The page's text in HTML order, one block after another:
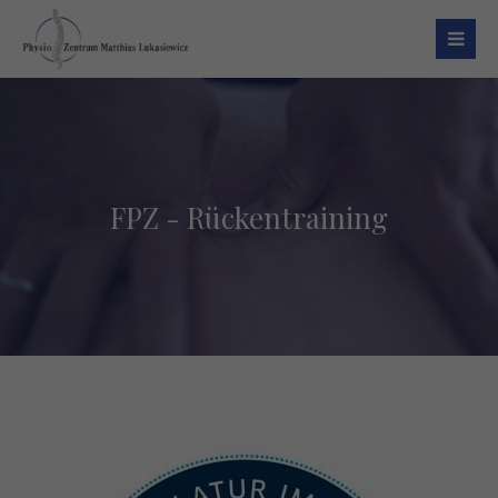
Login
Lorem ipsum dolor sit amet:
FPZ - Rückentraining